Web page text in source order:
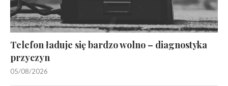
Telefon ładuje się bardzo wolno – diagnostyka
przyczyn
05/08/2026